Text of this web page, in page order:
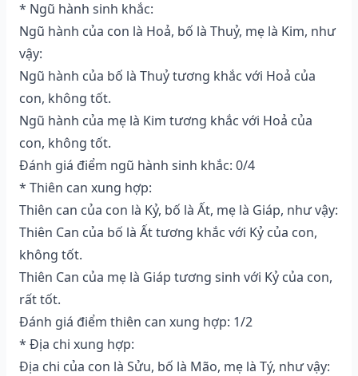
* Ngũ hành sinh khắc:
Ngũ hành của con là Hoả, bố là Thuỷ, mẹ là Kim, như
vậy:
Ngũ hành của bố là Thuỷ tương khắc với Hoả của
con, không tốt.
Ngũ hành của mẹ là Kim tương khắc với Hoả của
con, không tốt.
Đánh giá điểm ngũ hành sinh khắc: 0/4
* Thiên can xung hợp:
Thiên can của con là Kỷ, bố là Ất, mẹ là Giáp, như vậy:
Thiên Can của bố là Ất tương khắc với Kỷ của con,
không tốt.
Thiên Can của mẹ là Giáp tương sinh với Kỷ của con,
rất tốt.
Đánh giá điểm thiên can xung hợp: 1/2
* Địa chi xung hợp:
Địa chi của con là Sửu, bố là Mão, mẹ là Tý, như vậy: